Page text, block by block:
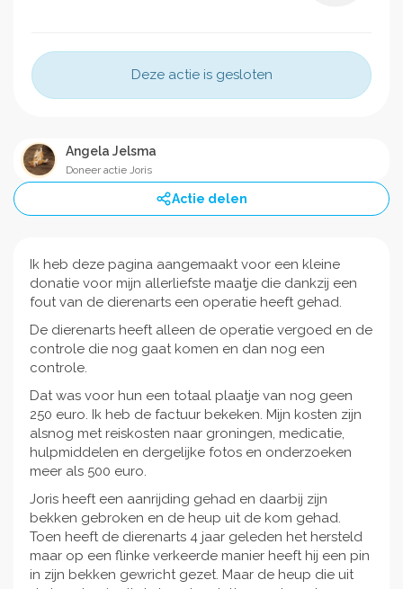
Deze actie is gesloten
Angela Jelsma
Doneer actie Joris
Actie delen
Ik heb deze pagina aangemaakt voor een kleine
donatie voor mijn allerliefste maatje die dankzij een
fout van de dierenarts een operatie heeft gehad.
De dierenarts heeft alleen de operatie vergoed en de
controle die nog gaat komen en dan nog een
controle.
Dat was voor hun een totaal plaatje van nog geen
250 euro. Ik heb de factuur bekeken. Mijn kosten zijn
alsnog met reiskosten naar groningen, medicatie,
hulpmiddelen en dergelijke fotos en onderzoeken
meer als 500 euro.
Joris heeft een aanrijding gehad en daarbij zijn
bekken gebroken en de heup uit de kom gehad.
Toen heeft de dierenarts 4 jaar geleden het hersteld
maar op een flinke verkeerde manier heeft hij een pin
in zijn bekken gewricht gezet. Maar de heup die uit